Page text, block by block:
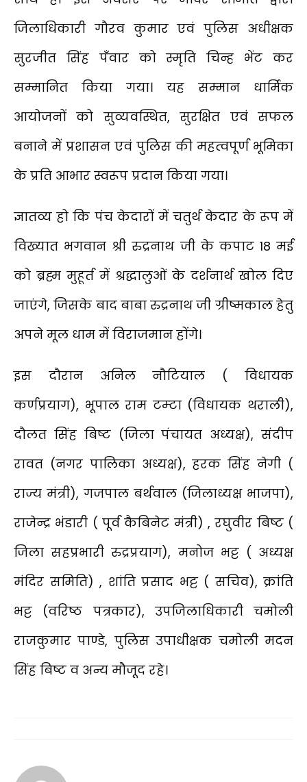
जिलाधिकारी गौरव कुमार एवं पुलिस अधीक्षक
सुरजीत सिंह पँवार को स्मृति चिन्ह भेंट कर
सम्मानित किया गया। यह सम्मान धार्मिक
आयोजनों को सुव्यवस्थित, सुरक्षित एवं सफल
बनाने में प्रशासन एवं पुलिस की महत्वपूर्ण भूमिका
के प्रति आभार स्वरूप प्रदान किया गया।
ज्ञातव्य हो कि पंच केदारों में चतुर्थ केदार के रूप में
विख्यात भगवान श्री रुद्रनाथ जी के कपाट 18 मई
को ब्रह्म मुहूर्त में श्रद्धालुओं के दर्शनार्थ खोल दिए
जाएंगे, जिसके बाद बाबा रुद्रनाथ जी ग्रीष्मकाल हेतु
अपने मूल धाम में विराजमान होंगे।
इस दौरान अनिल नौटियाल ( विधायक
कर्णप्रयाग), भूपाल राम टम्टा (विधायक थराली),
दौलत सिंह बिष्ट (जिला पंचायत अध्यक्ष), संदीप
रावत (नगर पालिका अध्यक्ष), हरक सिंह नेगी (
राज्य मंत्री), गजपाल बर्थवाल (जिलाध्यक्ष भाजपा),
राजेन्द्र भंडारी ( पूर्व कैबिनेट मंत्री) , रघुवीर बिष्ट (
जिला सहप्रभारी रुद्रप्रयाग), मनोज भट्ट ( अध्यक्ष
मंदिर समिति) , शांति प्रसाद भट्ट ( सचिव), क्रांति
भट्ट (वरिष्ठ पत्रकार), उपजिलाधिकारी चमोली
राजकुमार पाण्डे, पुलिस उपाधीक्षक चमोली मदन
सिंह बिष्ट व अन्य मौजूद रहे।